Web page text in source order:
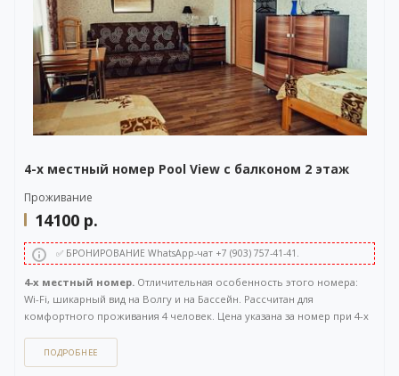
4-х местный номер Pool View с балконом 2 этаж
Проживание
14100 р.
✅ БРОНИРОВАНИЕ WhatsApp-чат +7 (903) 757-41-41.
4-х местный номер. Отличительная особенность этого номера:
Wi-Fi, шикарный вид на Волгу и на Бассейн. Рассчитан для
комфортного проживания 4 человек. Цена указана за номер при 4-х
ПОДРОБНЕЕ